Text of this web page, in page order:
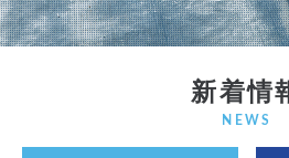
新着情
NEWS